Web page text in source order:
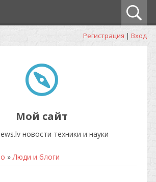
Регистрация | Вход
Мой сайт
новости техники и науки
»Люди и блоги